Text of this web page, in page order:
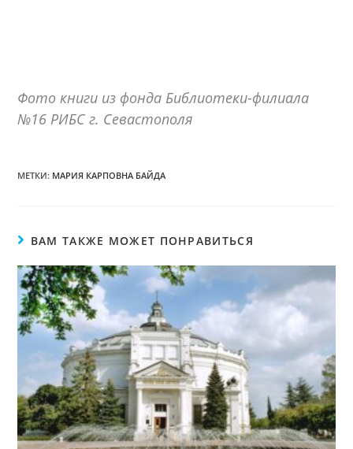
Фото книги из фонда Библиотеки-филиала
№16 РИБС г. Севастополя
МЕТКИ: МАРИЯ КАРПОВНА БАЙДА
ВАМ ТАКЖЕ МОЖЕТ ПОНРАВИТЬСЯ